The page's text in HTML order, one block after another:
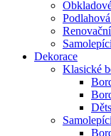
Dekorace
Klasické